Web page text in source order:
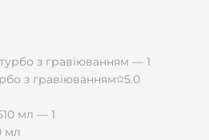
з гравіюванням
5.0
мл